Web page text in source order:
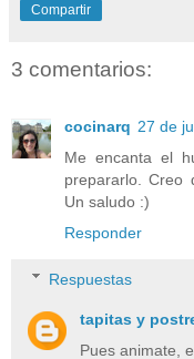
Compartir
3 comentarios:
cocinarq 27 de
Me encanta el
prepararlo. Creo
Un saludo :)
Responder
Respuestas
tapitas y
Pues animate,